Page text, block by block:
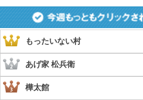
もったいない村
あげ家 松兵衛
樺太館